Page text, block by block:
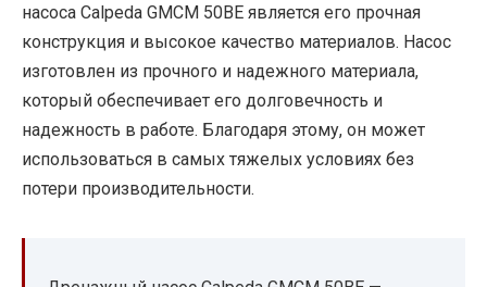
насоса Calpeda GMCM 50BE является его прочная
конструкция и высокое качество материалов. Насос
изготовлен из прочного и надежного материала,
который обеспечивает его долговечность и
надежность в работе. Благодаря этому, он может
использоваться в самых тяжелых условиях без
потери производительности.